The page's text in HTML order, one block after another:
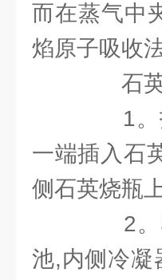
而在蒸气中
焰原子吸收
石英
1。打
一端插入石
侧石英烧瓶
2。将
池,内侧冷凝